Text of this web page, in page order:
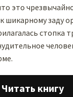
это
шикарному заду
стопка
Читать книгу